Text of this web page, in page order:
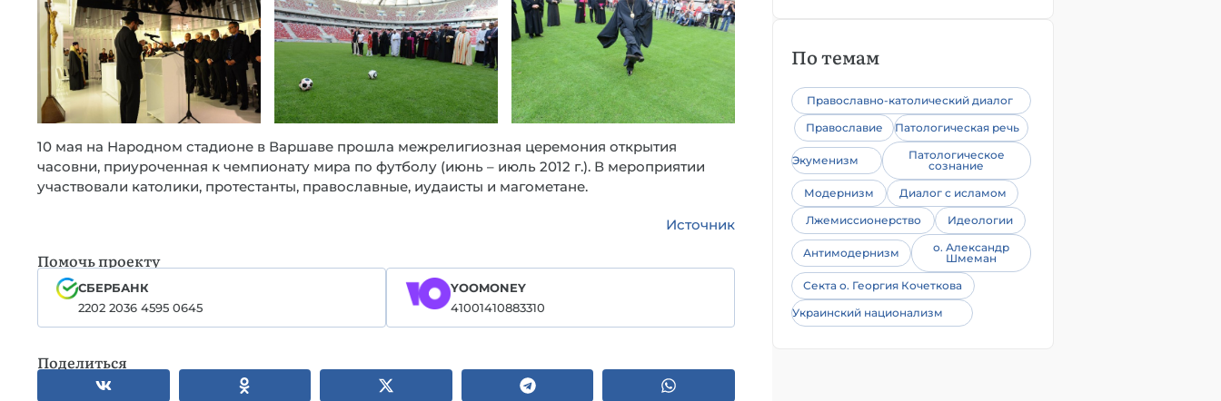
10 мая на Народном стадионе в Варшаве прошла межрелигиозная церемония открытия
часовни, приуроченная к чемпионату мира по футболу (июнь – июль 2012 г.). В мероприятии
участвовали католики, протестанты, православные, иудаисты и магометане.
Источник
Помочь проекту
СБЕРБАНК
2202 2036 4595 0645
YOOMONEY
41001410883310
Поделиться
По темам
Православно-католический диалог
Православие
Патологическая речь
Экуменизм
Патологическое
сознание
Модернизм
Диалог с исламом
Лжемиссионерство
Идеологии
Антимодернизм
о. Александр
Шмеман
Секта о. Георгия Кочеткова
Украинский национализм